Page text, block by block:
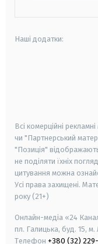
Наші додатки:
Всі комерційні
чи "Партнерський
"Позиція"
не поділяти їхніх
цитування можна
Усі права захищені.
року (21+)
Онлайн-медіа «24
пл. Галицька, буд. 15, м.
Телефон +380 (32)